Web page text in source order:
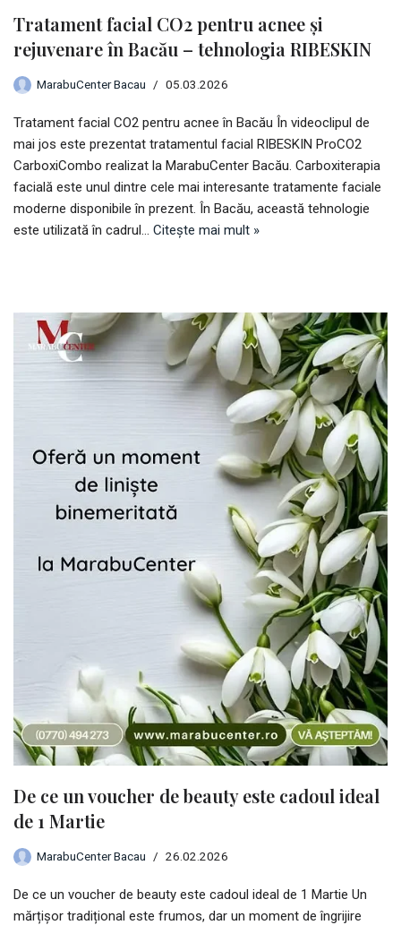
Tratament facial CO2 pentru acnee și
rejuvenare în Bacău – tehnologia RIBESKIN
MarabuCenter Bacau 05.03.2026
Tratament facial CO2 pentru acnee în Bacău În videoclipul de
mai jos este prezentat tratamentul facial RIBESKIN ProCO2
CarboxiCombo realizat la MarabuCenter Bacău. Carboxiterapia
facială este unul dintre cele mai interesante tratamente faciale
moderne disponibile în prezent. În Bacău, această tehnologie
este utilizată în cadrul… Citește mai mult »
De ce un voucher de beauty este cadoul ideal
de 1 Martie
MarabuCenter Bacau 26.02.2026
De ce un voucher de beauty este cadoul ideal de 1 Martie Un
mărțișor tradițional este frumos, dar un moment de îngrijire